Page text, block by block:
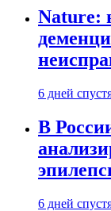
Nature:
6 дней
В
6 дней